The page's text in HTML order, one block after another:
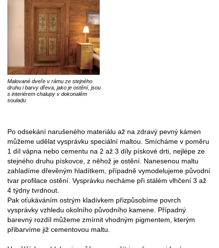
Malované dveře v rámu ze stejného
druhu i barvy dřeva, jako je ostění, jsou
s interiérem chalupy v dokonalém
souladu
Po odsekání narušeného materiálu až na zdravý pevný kámen
můžeme udělat vysprávku speciální maltou. Smícháme v poměru
1 díl vápna nebo cementu na 2 až 3 díly pískové drti, nejlépe ze
stejného druhu pískovce, z něhož je ostění. Nanesenou maltu
zahladíme dřevěným hladítkem, případně vymodelujeme původní
tvar profilace ostění. Vysprávku necháme při stálém vlhčení 3 až
4 týdny tvrdnout.
Pak oťukáváním ostrým kladívkem přizpůsobíme povrch
vysprávky vzhledu okolního původního kamene. Případný
barevný rozdíl můžeme zmírnit vhodným pigmentem, kterým
přibarvíme již cementovou maltu.